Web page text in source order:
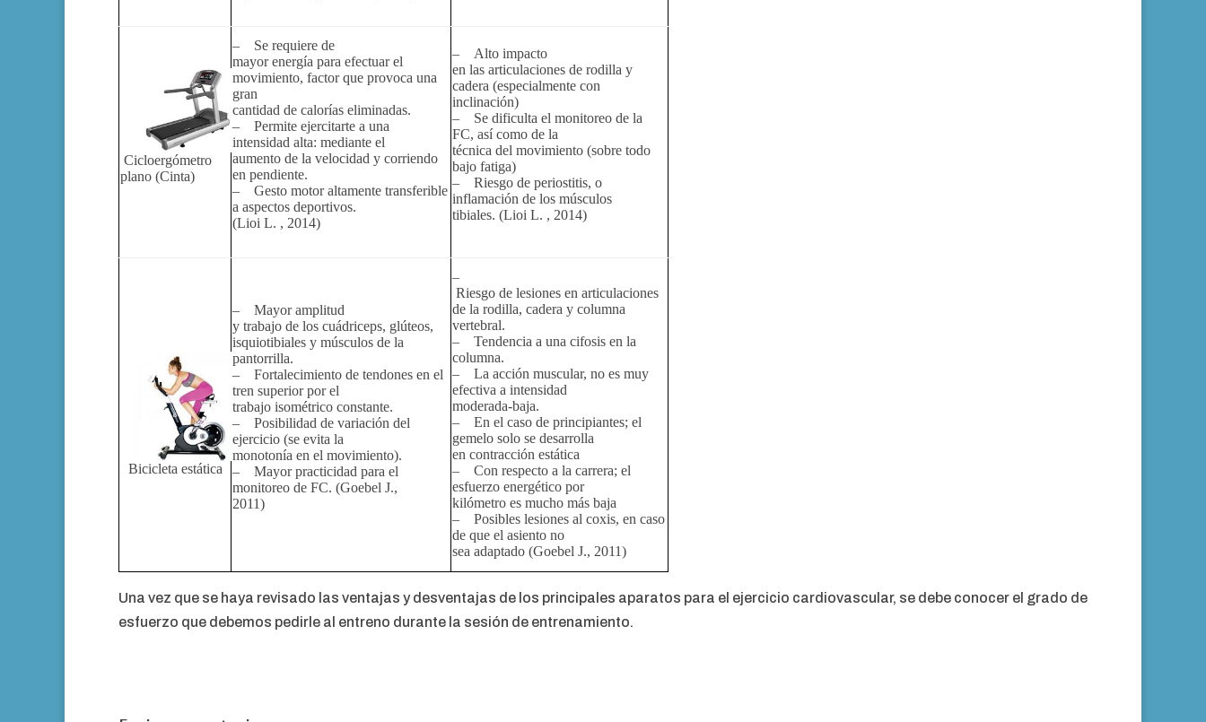
Cicloergómetro
plano (Cinta)
– Se requiere de
mayor energía para efectuar el
movimiento, factor que provoca una
gran
cantidad de calorías eliminadas.
– Permite ejercitarte a una
intensidad alta: mediante el
aumento de la velocidad y corriendo
en pendiente.
– Gesto motor altamente transferible
a aspectos deportivos.
(Lioi L. , 2014)
– Alto impacto
en las articulaciones de rodilla y
cadera (especialmente con
inclinación)
– Se dificulta el monitoreo de la
FC, así como de la
técnica del movimiento (sobre todo
bajo fatiga)
– Riesgo de periostitis, o
inflamación de los músculos
tibiales. (Lioi L. , 2014)
Bicicleta estática
– Mayor amplitud
y trabajo de los cuádriceps, glúteos,
isquiotibiales y músculos de la
pantorrilla.
– Fortalecimiento de tendones en el
tren superior por el
trabajo isométrico constante.
– Posibilidad de variación del
ejercicio (se evita la
monotonía en el movimiento).
– Mayor practicidad para el
monitoreo de FC. (Goebel J.,
2011)
–
Riesgo de lesiones en articulaciones
de la rodilla, cadera y columna
vertebral.
– Tendencia a una cifosis en la
columna.
– La acción muscular, no es muy
efectiva a intensidad
moderada-baja.
– En el caso de principiantes; el
gemelo solo se desarrolla
en contracción estática
– Con respecto a la carrera; el
esfuerzo energético por
kilómetro es mucho más baja
– Posibles lesiones al coxis, en caso
de que el asiento no
sea adaptado (Goebel J., 2011)
Una vez que se haya revisado las ventajas y desventajas de los principales aparatos para el ejercicio cardiovascular, se debe conocer el grado de
esfuerzo que debemos pedirle al entreno durante la sesión de entrenamiento.